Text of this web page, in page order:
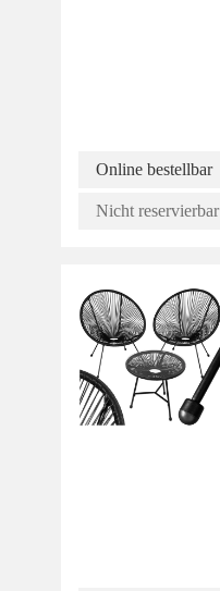
Online bestellbar
Nicht reservierbar